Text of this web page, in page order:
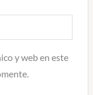
y web en este